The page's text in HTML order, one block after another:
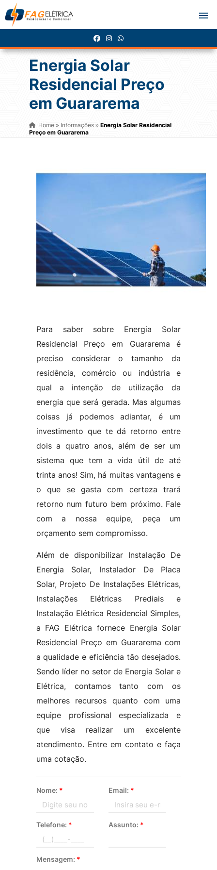
Energia Solar
Residencial Preço
em Guararema
Home» Informações » Energia Solar Residencial
Preço em Guararema
Para saber sobre Energia Solar
Residencial Preço em Guararema é
preciso considerar o tamanho da
residência, comércio ou indústria e
qual a intenção de utilização da
energia que será gerada. Mas algumas
coisas já podemos adiantar, é um
investimento que te dá retorno entre
dois a quatro anos, além de ser um
sistema que tem a vida útil de até
trinta anos! Sim, há muitas vantagens e
o que se gasta com certeza trará
retorno num futuro bem próximo. Fale
com a nossa equipe, peça um
orçamento sem compromisso.
Além de disponibilizar Instalação De
Energia Solar, Instalador De Placa
Solar, Projeto De Instalações Elétricas,
Instalações Elétricas Prediais e
Instalação Elétrica Residencial Simples,
a FAG Elétrica fornece Energia Solar
Residencial Preço em Guararema com
a qualidade e eficiência tão desejados.
Sendo líder no setor de Energia Solar e
Elétrica, contamos tanto com os
melhores recursos quanto com uma
equipe profissional especializada e
que visa realizar um excelente
atendimento. Entre em contato e faça
uma cotação.
Nome: * Email: *
Telefone: * Assunto: *
Mensagem: *